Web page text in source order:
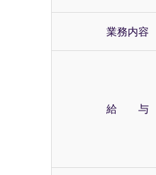
業務内容
給 与